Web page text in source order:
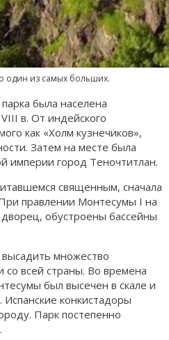
один из самых больших.
была населена
в. От индейского
как «Холм кузнечиков»,
Затем на месте была
империи город Теночтитлан.
священным, сначала
правлении Монтесумы I на
обустроены бассейны
множество
со всей страны. Во времена
был высечен в скале и
конкистадоры
Парк постепенно